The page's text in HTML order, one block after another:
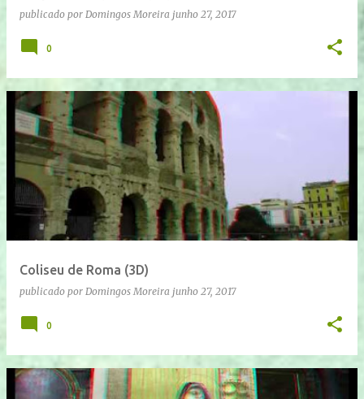
publicado por Domingos Moreira junho 27, 2017
0
Coliseu de Roma (3D)
publicado por Domingos Moreira junho 27, 2017
0